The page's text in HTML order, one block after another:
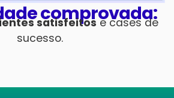
comprovada:
satisfeitos e cases de
sucesso.